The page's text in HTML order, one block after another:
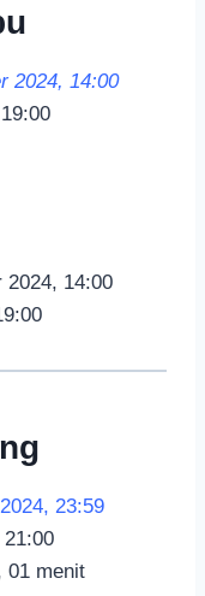
2024, 14:00
2024, 14:00
23:59
01 menit